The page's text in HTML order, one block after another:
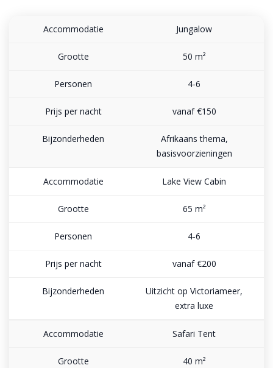
Jungalow
50 m²
4-6
vanaf €150
Afrikaans thema,
basisvoorzieningen
Lake View Cabin
65 m²
4-6
vanaf €200
Uitzicht op Victoriameer,
extra luxe
Safari Tent
40 m²